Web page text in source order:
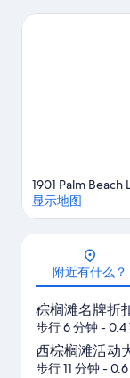
的西棕榈滩旅行指南
1901 Palm Beach
显示地图
附近有什么？
棕榈滩名牌折
步行 6 分钟- 0.4
西棕榈滩活动
步行 11 分钟- 0.6